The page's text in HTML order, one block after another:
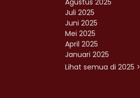
Agustus 2025
Juli 2025
Juni 2025
Mei 2025
April 2025
Januari 2025
Lihat semua di 2025 >